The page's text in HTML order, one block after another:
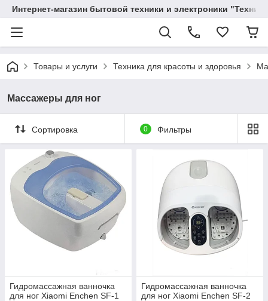
Интернет-магазин бытовой техники и электроники
Товары и услуги Техника для красоты и здоровья
Массажеры для ног
Сортировка 0 Фильтры
Гидромассажная ванночка
для ног Xiaomi Enchen SF-1
Гидромассажная ванночка
для ног Xiaomi Enchen SF-2